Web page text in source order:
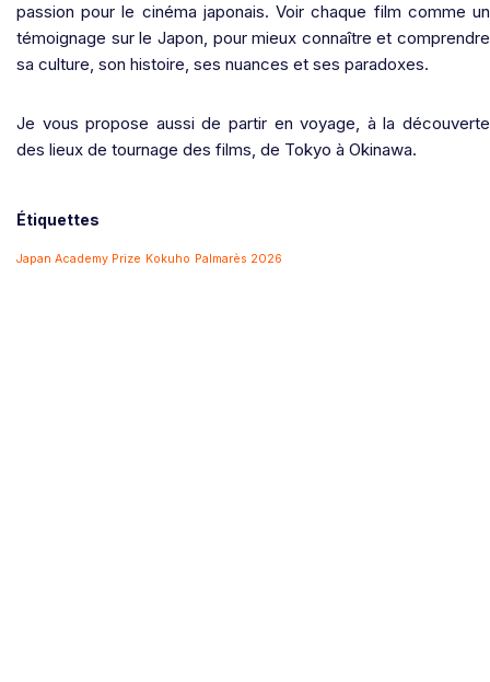
passion pour le cinéma japonais. Voir chaque film comme un
témoignage sur le Japon, pour mieux connaître et comprendre
sa culture, son histoire, ses nuances et ses paradoxes.
Je vous propose aussi de partir en voyage, à la découverte
des lieux de tournage des films, de Tokyo à Okinawa.
Étiquettes
Japan Academy Prize Kokuho Palmarès 2026